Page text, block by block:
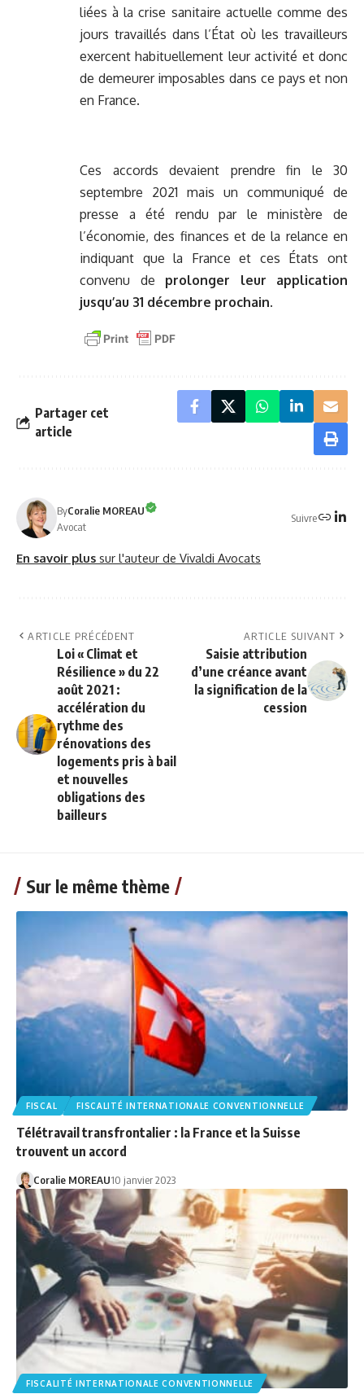
liées à la crise sanitaire actuelle comme des
jours travaillés dans l’État où les travailleurs
exercent habituellement leur activité et donc
de demeurer imposables dans ce pays et non
en France.
Ces accords devaient prendre fin le 30
septembre 2021 mais un communiqué de
presse a été rendu par le ministère de
l’économie, des finances et de la relance en
indiquant que la France et ces États ont
convenu de prolonger leur application
jusqu’au 31 décembre prochain.
Partager cet
article
ByCoralie MOREAU
Avocat
Suivre
En savoir plus sur l'auteur de Vivaldi Avocats
ARTICLE PRÉCÉDENT
Loi « Climat et
Résilience » du 22
août 2021 :
accélération du
rythme des
rénovations des
logements pris à bail
et nouvelles
obligations des
bailleurs
ARTICLE SUIVANT
Saisie attribution
d’une créance avant
la signification de la
cession
Sur le même thème
FISCAL FISCALITÉ INTERNATIONALE CONVENTIONNELLE
Télétravail transfrontalier : la France et la Suisse
trouvent un accord
Coralie MOREAU10 janvier 2023
FISCALITÉ INTERNATIONALE CONVENTIONNELLE